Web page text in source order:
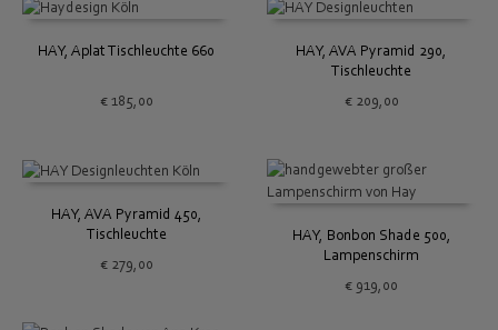
HAY, Aplat Tischleuchte 660
€185,00
HAY, AVA Pyramid 290,
Tischleuchte
€209,00
HAY, AVA Pyramid 450,
Tischleuchte
€279,00
HAY, Bonbon Shade 500,
Lampenschirm
€ 919,00